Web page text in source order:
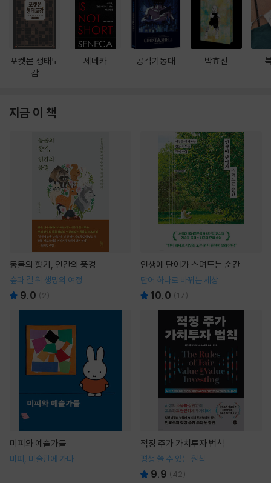
포켓몬 생태도
감
세네카 공각기동대 박효신
지금 이 책
동물의 향기, 인간의 풍경
숲과 길 위 생명의 여정
9.0 ( 2)
인생에 단어가 스며드는 순간
단어 하나로 바뀌는 세상
10.0 (17)
미피와 예술가들
미피, 미술관에 가다
적정 주가 가치투자 법칙
평생 쓸 수 있는 원칙
9.9 (42)